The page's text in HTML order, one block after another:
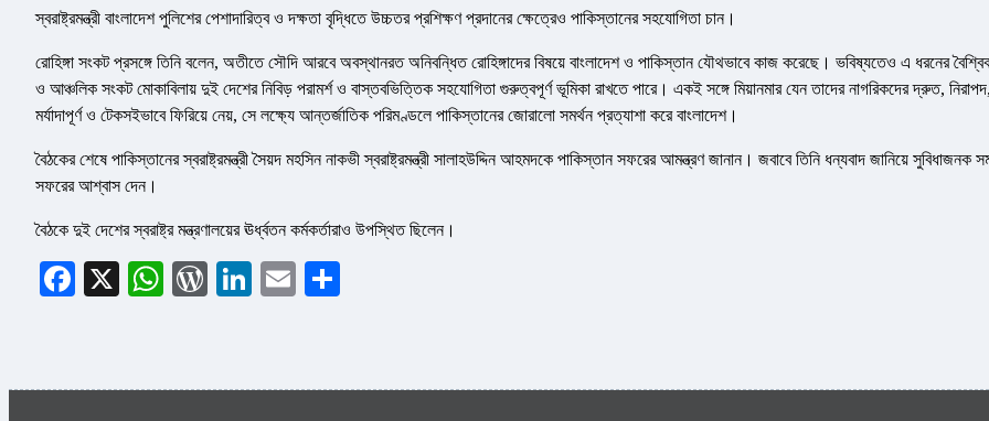
স্বরাষ্ট্রমন্ত্রী বাংলাদেশ পুলিশের পেশাদারিত্ব ও দক্ষতা বৃদ্ধিতে উচ্চতর প্রশিক্ষণ প্রদানের ক্ষেত্রেও পাকিস্তানের সহযোগিতা চান।
রোহিঙ্গা সংকট প্রসঙ্গে তিনি বলেন, অতীতে সৌদি আরবে অবস্থানরত অনিবন্ধিত রোহিঙ্গাদের বিষয়ে বাংলাদেশ ও পাকিস্তান যৌথভাবে কাজ করেছে। ভবিষ্যতেও এ ধরনের
ও আঞ্চলিক সংকট মোকাবিলায় দুই দেশের নিবিড় পরামর্শ ও বাস্তবভিত্তিক সহযোগিতা গুরুত্বপূর্ণ ভূমিকা রাখতে পারে। একই সঙ্গে মিয়ানমার যেন তাদের নাগরিকদের দ্রুত, নিরাপদ,
মর্যাদাপূর্ণ ও টেকসইভাবে ফিরিয়ে নেয়, সে লক্ষ্যে আন্তর্জাতিক পরিমণ্ডলে পাকিস্তানের জোরালো সমর্থন প্রত্যাশা করে বাংলাদেশ।
বৈঠকের শেষে পাকিস্তানের স্বরাষ্ট্রমন্ত্রী সৈয়দ মহসিন নাকভী স্বরাষ্ট্রমন্ত্রী সালাহউদ্দিন আহমদকে পাকিস্তান সফরের আমন্ত্রণ জানান। জবাবে তিনি ধন্যবাদ জানিয়ে সুবিধাজনক
সফরের আশ্বাস দেন।
বৈঠকে দুই দেশের স্বরাষ্ট্র মন্ত্রণালয়ের ঊর্ধ্বতন কর্মকর্তারাও উপস্থিত ছিলেন।
Facebook
X WhatsApp
WordPress
LinkedIn
Email